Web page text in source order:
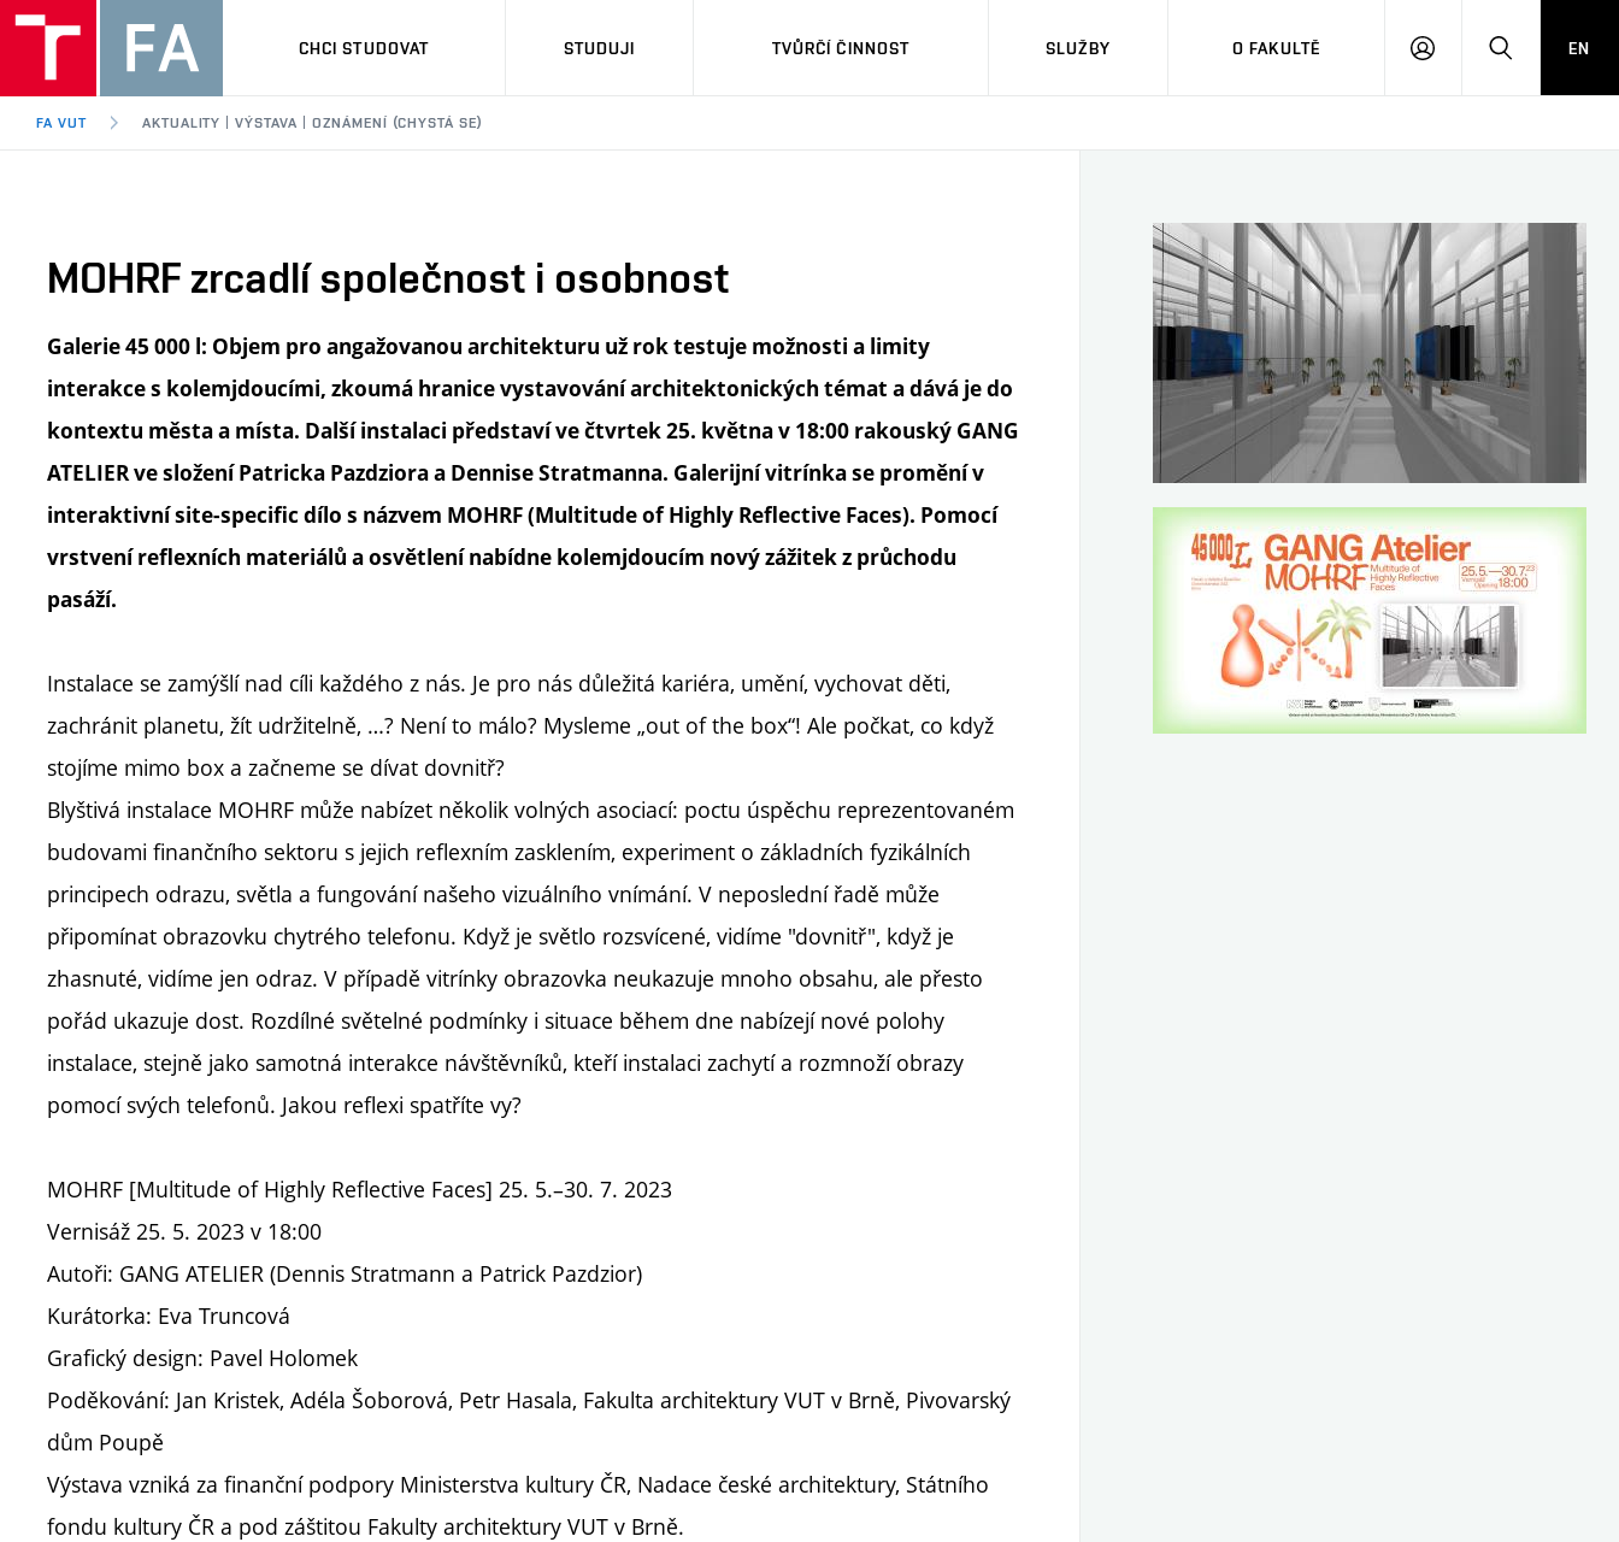
CHCI STUDOVAT STUDUJI TVŮRČÍ ČINNOST SLUŽBY O FAKULTĚ
PŘIHLÁSITHLEDAT
EN
FA VUT AKTUALITY | VÝSTAVA | OZNÁMENÍ (CHYSTÁ SE)
MOHRF zrcadlí společnost i osobnost
Galerie 45 000 l: Objem pro angažovanou architekturu už rok testuje možnosti a limity
interakce s kolemjdoucími, zkoumá hranice vystavování architektonických témat a dává je do
kontextu města a místa. Další instalaci představí ve čtvrtek 25. května v 18:00 rakouský GANG
ATELIER ve složení Patricka Pazdziora a Dennise Stratmanna. Galerijní vitrínka se promění v
interaktivní site-specific dílo s názvem MOHRF (Multitude of Highly Reflective Faces). Pomocí
vrstvení reflexních materiálů a osvětlení nabídne kolemjdoucím nový zážitek z průchodu
pasáží.
Instalace se zamýšlí nad cíli každého z nás. Je pro nás důležitá kariéra, umění, vychovat děti,
zachránit planetu, žít udržitelně, …? Není to málo? Mysleme „out of the box“! Ale počkat, co když
stojíme mimo box a začneme se dívat dovnitř?
Blyštivá instalace MOHRF může nabízet několik volných asociací: poctu úspěchu reprezentovaném
budovami finančního sektoru s jejich reflexním zasklením, experiment o základních fyzikálních
principech odrazu, světla a fungování našeho vizuálního vnímání. V neposlední řadě může
připomínat obrazovku chytrého telefonu. Když je světlo rozsvícené, vidíme "dovnitř", když je
zhasnuté, vidíme jen odraz. V případě vitrínky obrazovka neukazuje mnoho obsahu, ale přesto
pořád ukazuje dost. Rozdílné světelné podmínky i situace během dne nabízejí nové polohy
instalace, stejně jako samotná interakce návštěvníků, kteří instalaci zachytí a rozmnoží obrazy
pomocí svých telefonů. Jakou reflexi spatříte vy?
MOHRF [Multitude of Highly Reflective Faces] 25. 5.–30. 7. 2023
Vernisáž 25. 5. 2023 v 18:00
Autoři: GANG ATELIER (Dennis Stratmann a Patrick Pazdzior)
Kurátorka: Eva Truncová
Grafický design: Pavel Holomek
Poděkování: Jan Kristek, Adéla Šoborová, Petr Hasala, Fakulta architektury VUT v Brně, Pivovarský
dům Poupě
Výstava vzniká za finanční podpory Ministerstva kultury ČR, Nadace české architektury, Státního
fondu kultury ČR a pod záštitou Fakulty architektury VUT v Brně.